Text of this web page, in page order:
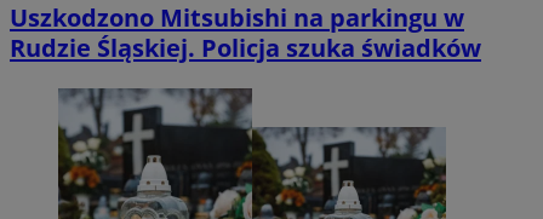
Uszkodzono Mitsubishi na parkingu w
Rudzie Śląskiej. Policja szuka świadków